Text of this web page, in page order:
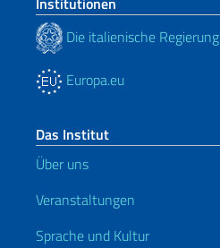
Die italienische Regierung
Europa.eu
Das Institut
Über uns
Veranstaltungen
Sprache und Kultur